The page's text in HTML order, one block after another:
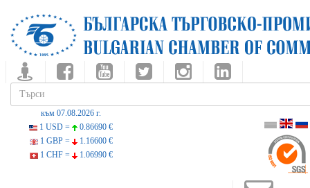
към 07.08.2026 г.
1 USD =
0.86690 €
1 GBP =
1.16600 €
1 CHF =
1.06990 €